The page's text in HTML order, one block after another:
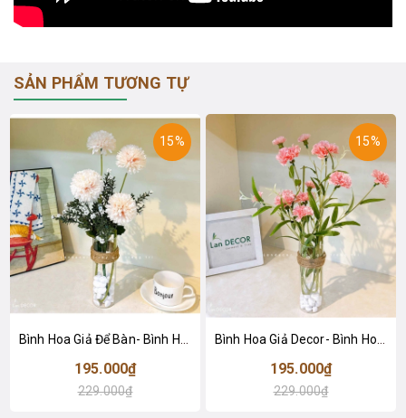
SẢN PHẨM TƯƠNG TỰ
15%
195.000₫
229.000₫
15%
195.000₫
229.000₫